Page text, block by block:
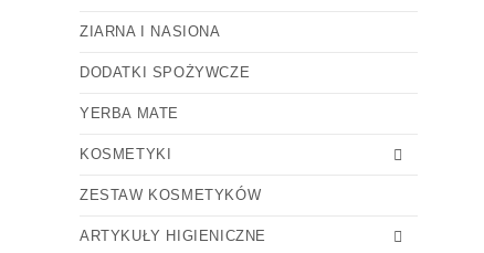
ZIARNA I NASIONA
DODATKI SPOŻYWCZE
YERBA MATE
KOSMETYKI
ZESTAW KOSMETYKÓW
ARTYKUŁY HIGIENICZNE